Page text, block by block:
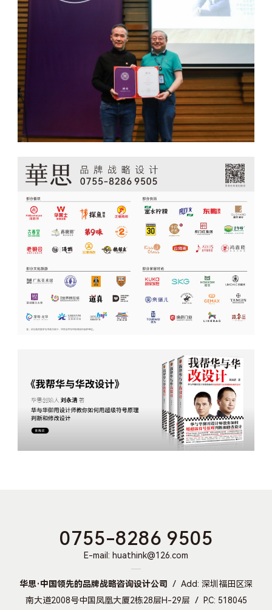
0755-8286 9505
E-mail: huathink@126.com
华思·中国领先的品牌战略咨询设计公司
Add: 深圳福田区深
南大道2008号中国凤凰大厦2栋28层H-29层
P.C: 518045